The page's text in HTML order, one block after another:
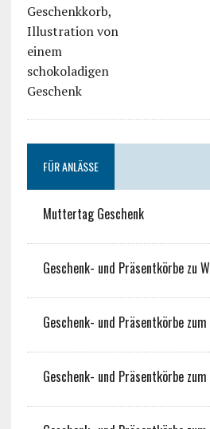
FÜR ANLÄSSE
Muttertag Geschenk
Geschenk- und Präsentkörbe zu
Geschenk- und Präsentkörbe
Geschenk- und Präsentkörbe zum